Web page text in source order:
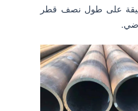
على طول نصف قطر